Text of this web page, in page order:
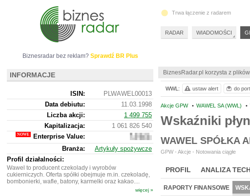
BiznesRadar.pl korzysta z
Akcje GPW • WAWEL SA (WWL) •
Wskaźniki
WAWEL SPÓŁKA
GPW - Akcje - Notowania ciągłe
PROFIL ANALIZA
RAPORTY FINANSOWE
WWL: ustaw alert do
Biznesradar bez reklam? Sprawdź BR Plus
INFORMACJE
ISIN:
PLWAWEL00013
Data debiutu:
11.03.1998
Liczba akcji:
1 499 755
Kapitalizacja:
1 061 826 540
Enterprise Value:
868
521
540
Branża:
Artykuły spożywcze
Profil działalności:
Wawel to producent czekolady i wyrobów
cukierniczych. Oferta spółki obejmuje m.in. czekoladę,
bombonierki, wafle, batony, karmelki oraz kakao....
więcej »
Trwa łączenie z radarem
RADAR WIADOMOŚCI